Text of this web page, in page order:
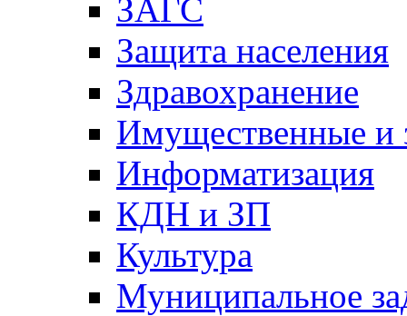
ЗАГС
Защита населения
Здравохранение
Имущественные и
Информатизация
КДН и ЗП
Культура
Муниципальное